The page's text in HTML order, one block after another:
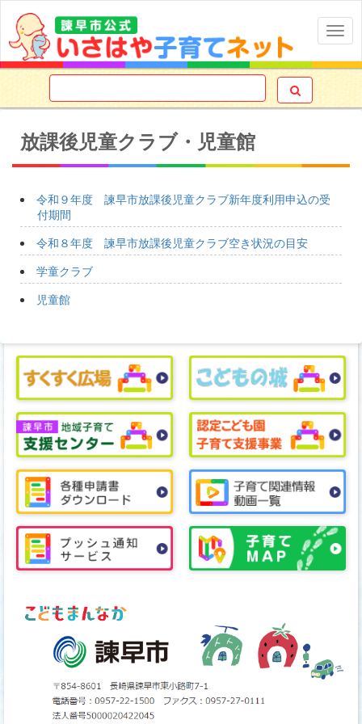

放課後児童クラブ・児童館
令和９年度 諫早市放課後児童クラブ新年度利用申込の受
付期間
令和８年度 諫早市放課後児童クラブ空き状況の目安
学童クラブ
児童館